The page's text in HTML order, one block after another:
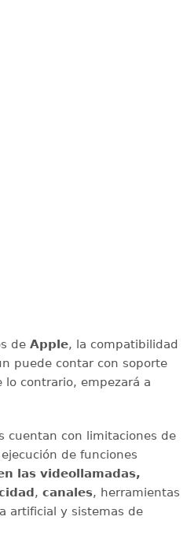
de Apple, la compatibilidad
puede contar con soporte
contrario, empezará a
cuentan con limitaciones de
de funciones
las videollamadas,
, canales, herramientas
artificial y sistemas de